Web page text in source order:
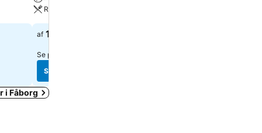
Restaurant
af 1.118 kr.
Se priser fra
Se priser
i Fåborg